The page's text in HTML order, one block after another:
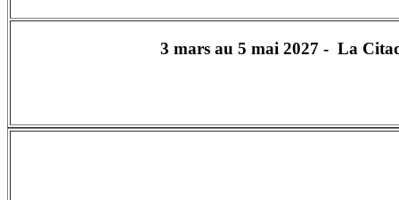
3 mars au 5 mai 2027 - La